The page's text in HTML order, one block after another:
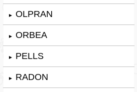
► OLPRAN
► ORBEA
► PELLS
► RADON